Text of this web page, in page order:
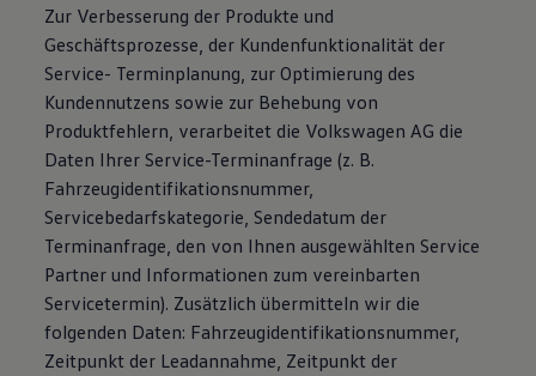
Zur Verbesserung der Produkte und
Geschäftsprozesse, der Kundenfunktionalität der
Service- Terminplanung, zur Optimierung des
Kundennutzens sowie zur Behebung von
Produktfehlern, verarbeitet die Volkswagen AG die
Daten Ihrer Service-Terminanfrage (z. B.
Fahrzeugidentifikationsnummer,
Servicebedarfskategorie, Sendedatum der
Terminanfrage, den von Ihnen ausgewählten Service
Partner und Informationen zum vereinbarten
Servicetermin). Zusätzlich übermitteln wir die
folgenden Daten: Fahrzeugidentifikationsnummer,
Zeitpunkt der Leadannahme, Zeitpunkt der